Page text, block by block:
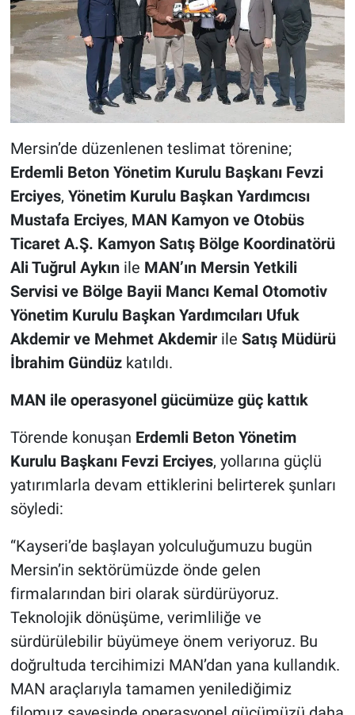
Mersin’de düzenlenen teslimat törenine;
Erdemli Beton Yönetim Kurulu Başkanı Fevzi
Erciyes, Yönetim Kurulu Başkan Yardımcısı
Mustafa Erciyes, MAN Kamyon ve Otobüs
Ticaret A.Ş. Kamyon Satış Bölge Koordinatörü
Ali Tuğrul Aykınile MAN’ın Mersin Yetkili
Servisi ve Bölge Bayii Mancı Kemal Otomotiv
Yönetim Kurulu Başkan Yardımcıları Ufuk
Akdemir ve Mehmet Akdemirile Satış Müdürü
İbrahim Gündüzkatıldı.
MAN ile operasyonel gücümüze güç kattık
Törende konuşan Erdemli Beton Yönetim
Kurulu Başkanı Fevzi Erciyes, yollarına güçlü
yatırımlarla devam ettiklerini belirterek şunları
söyledi:
“Kayseri’de başlayan yolculuğumuzu bugün
Mersin’in sektörümüzde önde gelen
firmalarından biri olarak sürdürüyoruz.
Teknolojik dönüşüme, verimliliğe ve
sürdürülebilir büyümeye önem veriyoruz. Bu
doğrultuda tercihimizi MAN’dan yana kullandık.
MAN araçlarıyla tamamen yenilediğimiz